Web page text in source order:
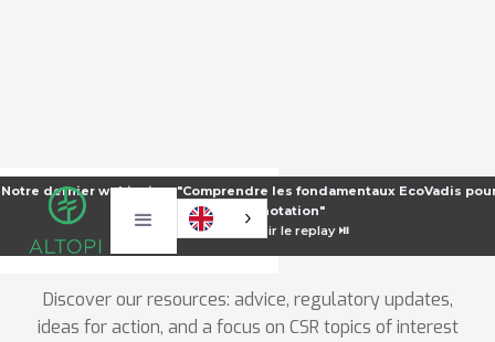
Notre dernier webinaire : "Comprendre les fondamentaux EcoVadis
notation"
Voir le replay ⏯️
CSR Resource
Discover our resources: advice, regulatory updates,
ideas for action, and a focus on CSR topics of interest